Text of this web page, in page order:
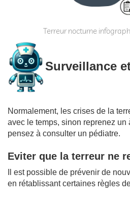
Terreur nocturne
Surveillance
Normalement, les crises de la
avec le temps, sinon reprenez un
pensez à consulter un pédiatre.
Eviter que la terreur ne
Il est possible de prévenir de
en rétablissant certaines règles